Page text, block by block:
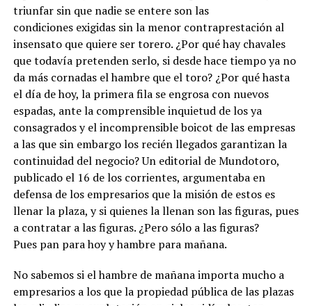
triunfar sin que nadie se entere son las
condiciones exigidas sin la menor contraprestación al
insensato que quiere ser torero. ¿Por qué hay chavales
que todavía pretenden serlo, si desde hace tiempo ya no
da más cornadas el hambre que el toro? ¿Por qué hasta
el día de hoy, la primera fila se engrosa con nuevos
espadas, ante la comprensible inquietud de los ya
consagrados y el incomprensible boicot de las empresas
a las que sin embargo los recién llegados garantizan la
continuidad del negocio? Un editorial de Mundotoro,
publicado el 16 de los corrientes, argumentaba en
defensa de los empresarios que la misión de estos es
llenar la plaza, y si quienes la llenan son las figuras, pues
a contratar a las figuras. ¿Pero sólo a las figuras?
Pues pan para hoy y hambre para mañana.
No sabemos si el hambre de mañana importa mucho a
empresarios a los que la propiedad pública de las plazas